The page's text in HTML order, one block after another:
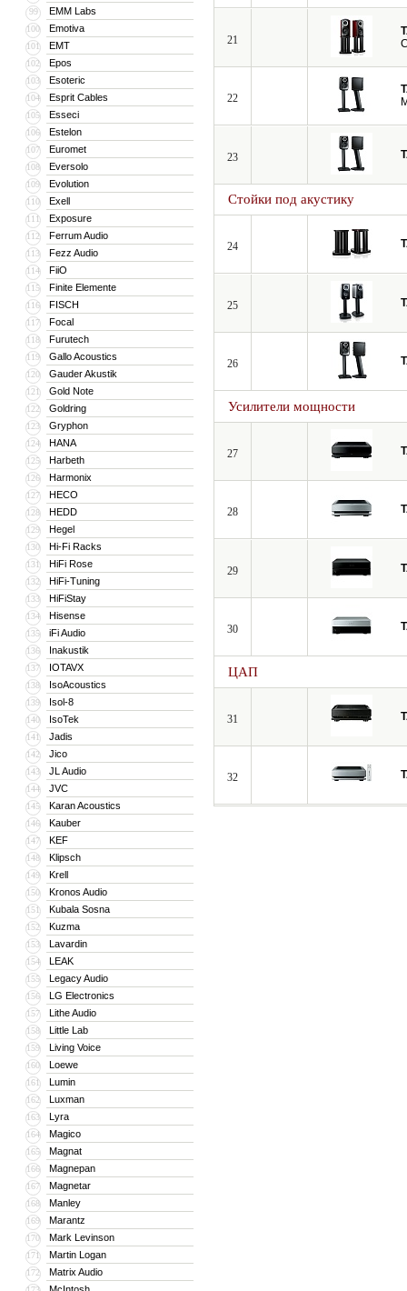
99 EMM Labs
100 Emotiva
101 EMT
102 Epos
103 Esoteric
104 Esprit Cables
105 Esseci
106 Estelon
107 Euromet
108 Eversolo
109 Evolution
110 Exell
111 Exposure
112 Ferrum Audio
113 Fezz Audio
114 FiiO
115 Finite Elemente
116 FISCH
117 Focal
118 Furutech
119 Gallo Acoustics
120 Gauder Akustik
121 Gold Note
122 Goldring
123 Gryphon
124 HANA
125 Harbeth
126 Harmonix
127 HECO
128 HEDD
129 Hegel
130 Hi-Fi Racks
131 HiFi Rose
132 HiFi-Tuning
133 HiFiStay
134 Hisense
135 iFi Audio
136 Inakustik
137 IOTAVX
138 IsoAcoustics
139 Isol-8
140 IsoTek
141 Jadis
142 Jico
143 JL Audio
144 JVC
145 Karan Acoustics
146 Kauber
147 KEF
148 Klipsch
149 Krell
150 Kronos Audio
151 Kubala Sosna
152 Kuzma
153 Lavardin
154 LEAK
155 Legacy Audio
156 LG Electronics
157 Lithe Audio
158 Little Lab
159 Living Voice
160 Loewe
161 Lumin
162 Luxman
163 Lyra
164 Magico
165 Magnat
166 Magnepan
167 Magnetar
168 Manley
169 Marantz
170 Mark Levinson
171 Martin Logan
172 Matrix Audio
21
22
23
Стойки под акустику
24
25
26
Усилители мощности
27
28
29
30
ЦАП
31
32